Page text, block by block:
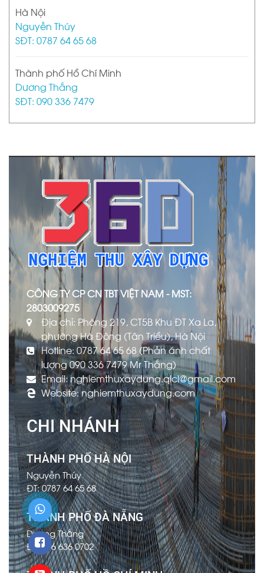
Hà Nội
Nguyễn Thúy
SĐT: 0787 64 65 68
Thành phố Hồ Chí Minh
Dương Thắng
SĐT: 090 336 7479
CÔNG TY CP CN TBT VIỆT NAM - MST:
2803009275
Địa chỉ: Phòng 219, CT5B Khu ĐT Xa La,
phường Hà Đông (Tân Triều), Hà Nội
Hotline: 0787 64 65 68 (Phản ánh chất
lượng 090 336 7479 Mr Thắng)
Email: nghiemthuxaydung.qlcl@gmail.com
Website: nghiemthuxaydung.com
CHI NHÁNH
THÀNH PHỐ HÀ NỘI
Nguyễn Thúy
ĐT: 0787 64 65 68
THÀNH PHỐ ĐÀ NẴNG
Dương Thắng
ĐT: 096 636 0702